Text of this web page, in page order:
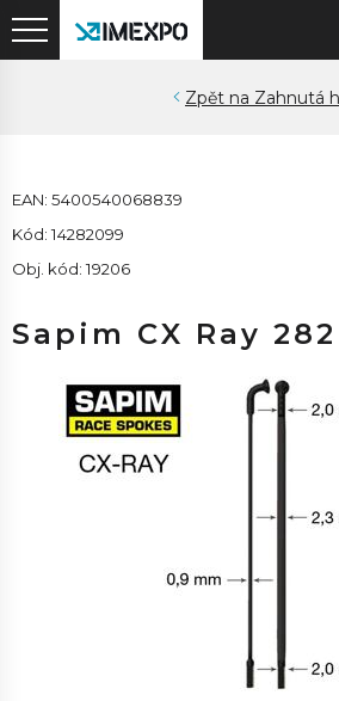
Zahnutá
EAN: 5400540068839
Kód: 14282099
Obj. kód: 19206
Sapim CX Ray